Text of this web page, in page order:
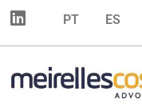
PT ES